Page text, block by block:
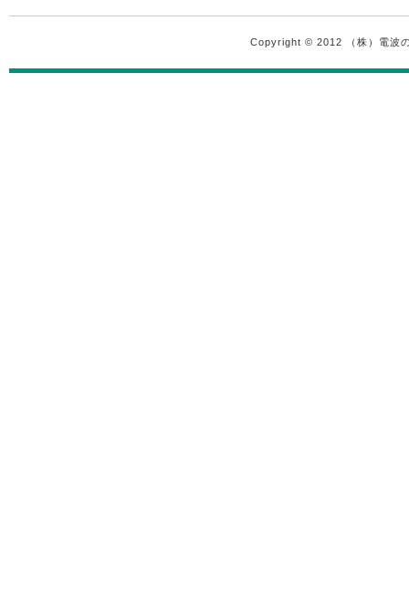
Copyright © 2012 （株）電波